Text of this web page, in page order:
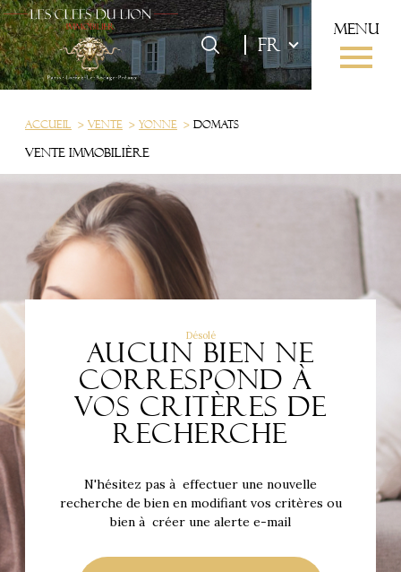
menu
Langue
FR
Accueil 0 Langue
FR
Accueil Vente Yonne Domats
Vente immobilière
Désolé
Aucun bien ne
correspond à
vos critères de
recherche
N'hésitez pas à effectuer une nouvelle
recherche de bien en modifiant vos critères ou
bien à créer une alerte e-mail